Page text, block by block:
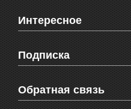
Новости Феодосии
Новости Крыма
Мировые новости
Объявления
Здоровье
СМС мнения читателей
Интересное
Видео о Феодосии
Веб-камеры Феодосии
Блоги феодосийцев
Школы Феодосии
Подписка
Печатная версия газеты
RSS
Обратная связь